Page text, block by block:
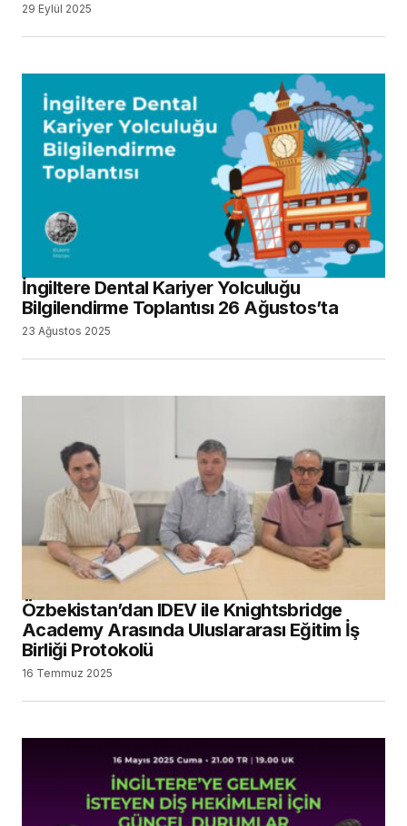
29 Eylül 2025
İngiltere Dental Kariyer Yolculuğu
Bilgilendirme Toplantısı 26 Ağustos’ta
23 Ağustos 2025
Özbekistan’dan IDEV ile Knightsbridge
Academy Arasında Uluslararası Eğitim İş
Birliği Protokolü
16 Temmuz 2025